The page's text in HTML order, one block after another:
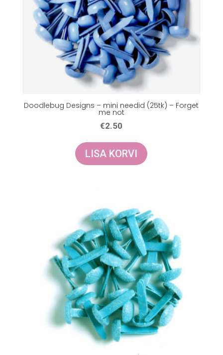
Doodlebug Designs – mini needid (25tk) – Forget
me not
€2.50
LISA KORVI